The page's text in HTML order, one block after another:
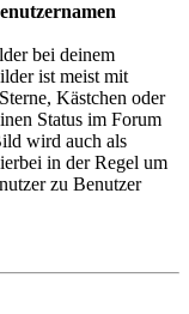
bei deinem
ist meist mit
Kästchen oder
Status im Forum
wird auch als
in der Regel um
zu Benutzer